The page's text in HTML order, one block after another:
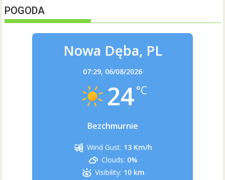
POGODA
Nowa Dęba, PL
07:29, 06/08/2026
24°C
Bezchmurnie
Wind Gust: 13 Km/h
Clouds: 0%
Visibility: 10 km